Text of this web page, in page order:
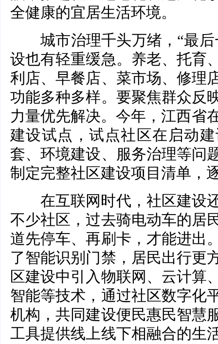
全健康的宜居生活环境。
城市治理千头万绪，“最后
设也有轻重缓急。养老、托育
利店、早餐店、菜市场、修
功能多种多样。要聚焦群众反
力量优先解决。今年，江西省
建设试点，试点社区在启动
套、环境建设、服务治理等问
制定完整社区建设项目清单，
在互联网时代，社区建设
不少社区，过去骑电动车的居
道先停车、再刷卡，才能进出
了智能识别门禁，居民出行更
区建设中引入物联网、云计算
智能等技术，通过社区数字化
机构，共同建设便民惠民智慧
工具提供线上线下相融合的生